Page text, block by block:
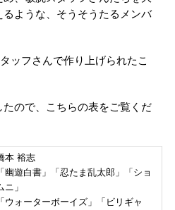
ような、そうそうたるメンバ
ッフさんで作り上げられたこ
ので、こちらの表をご覧くだ
本 裕志
「幽遊白書」「忍たま乱太郎」「ショ
ニ」
「ウォーターボーイズ」「ビリギャ